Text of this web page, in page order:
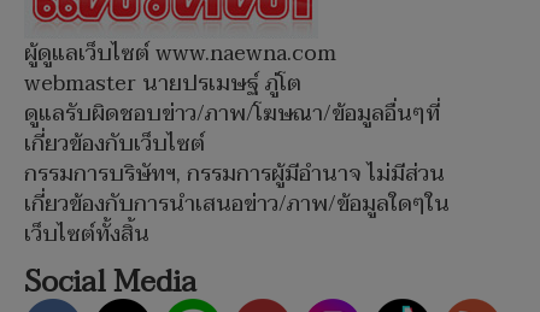
ผู้ดูแลเว็บไซต์ www.naewna.com
webmaster นายปรเมษฐ์ ภู่โต
ดูแลรับผิดชอบข่าว/ภาพ/โฆษณา/ข้อมูลอื่นๆที่
เกี่ยวข้องกับเว็บไซต์
กรรมการบริษัทฯ, กรรมการผู้มีอำนาจ ไม่มีส่วน
เกี่ยวข้องกับการนำเสนอข่าว/ภาพ/ข้อมูลใดๆใน
เว็บไซต์ทั้งสิ้น
Social Media